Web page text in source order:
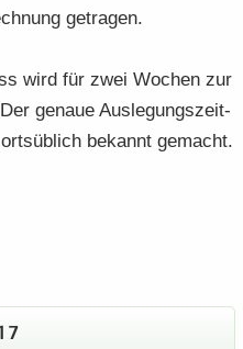
ge­tra­gen.
wird für zwei Wo­chen zur
ge­naue Aus­le­gungs­zeit­
be­kannt ge­macht.